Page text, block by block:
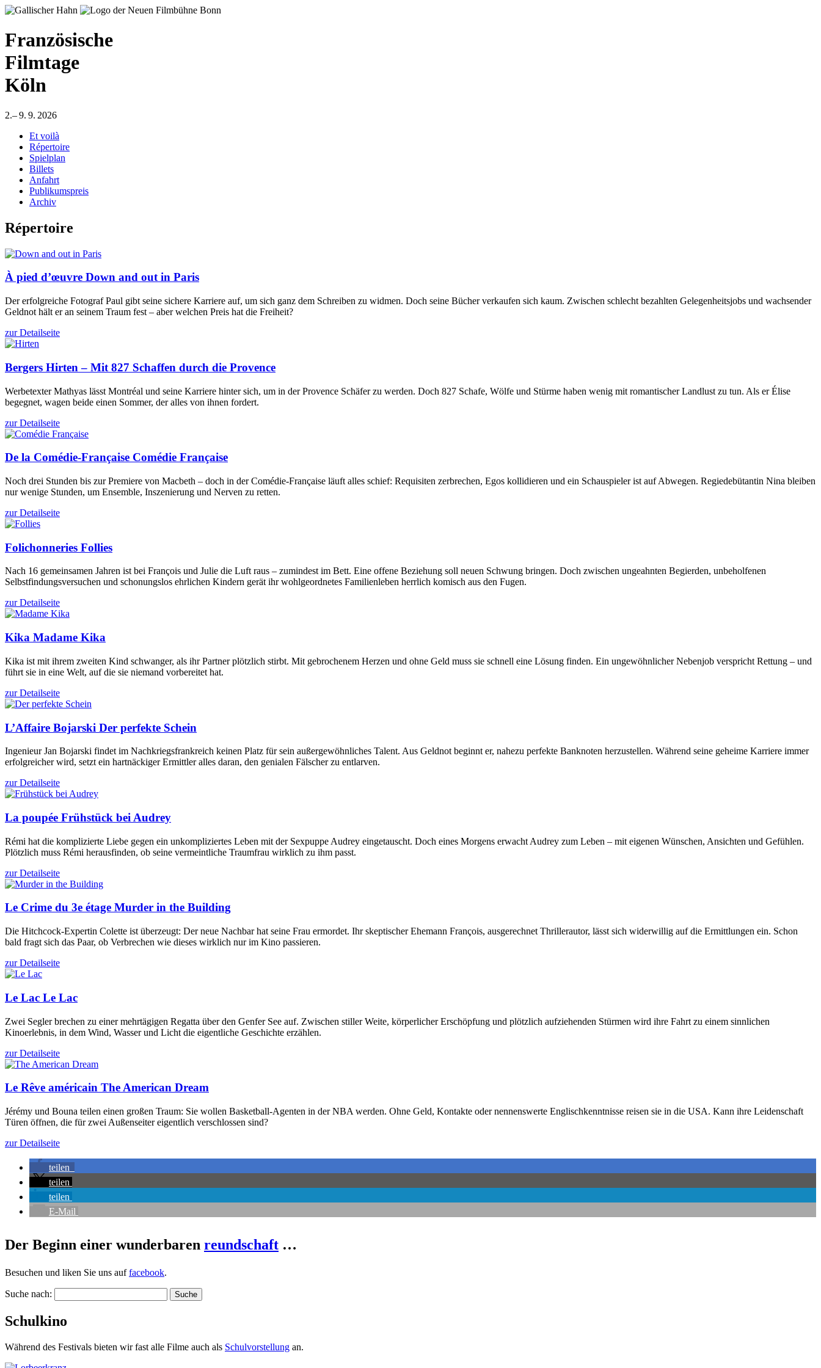
Französische
Filmtage
Köln
2.– 9. 9. 2026
Et voilà
Répertoire
Spielplan
Billets
Anfahrt
Publikumspreis
Archiv
Répertoire
À pied d’œuvre Down and out in Paris
Der erfolgreiche Fotograf Paul gibt seine sichere Karriere auf, um sich ganz dem Schreiben zu widmen. Doch seine Bücher verkaufen sich kaum. Zwischen schlecht bezahlten Gelegenheitsjobs und wachsender
Geldnot hält er an seinem Traum fest – aber welchen Preis hat die Freiheit?
zur Detailseite
Bergers Hirten – Mit 827 Schaffen durch die Provence
Werbetexter Mathyas lässt Montréal und seine Karriere hinter sich, um in der Provence Schäfer zu werden. Doch 827 Schafe, Wölfe und Stürme haben wenig mit romantischer Landlust zu tun. Als er Élise
begegnet, wagen beide einen Sommer, der alles von ihnen fordert.
zur Detailseite
De la Comédie-Française Comédie Française
Noch drei Stunden bis zur Premiere von Macbeth – doch in der Comédie-Française läuft alles schief: Requisiten zerbrechen, Egos kollidieren und ein Schauspieler ist auf Abwegen. Regiedebütantin Nina bleiben
nur wenige Stunden, um Ensemble, Inszenierung und Nerven zu retten.
zur Detailseite
Folichonneries Follies
Nach 16 gemeinsamen Jahren ist bei François und Julie die Luft raus – zumindest im Bett. Eine offene Beziehung soll neuen Schwung bringen. Doch zwischen ungeahnten Begierden, unbeholfenen
Selbstfindungsversuchen und schonungslos ehrlichen Kindern gerät ihr wohlgeordnetes Familienleben herrlich komisch aus den Fugen.
zur Detailseite
Kika Madame Kika
Kika ist mit ihrem zweiten Kind schwanger, als ihr Partner plötzlich stirbt. Mit gebrochenem Herzen und ohne Geld muss sie schnell eine Lösung finden. Ein ungewöhnlicher Nebenjob verspricht Rettung – und
führt sie in eine Welt, auf die sie niemand vorbereitet hat.
zur Detailseite
L’Affaire Bojarski Der perfekte Schein
Ingenieur Jan Bojarski findet im Nachkriegsfrankreich keinen Platz für sein außergewöhnliches Talent. Aus Geldnot beginnt er, nahezu perfekte Banknoten herzustellen. Während seine geheime Karriere immer
erfolgreicher wird, setzt ein hartnäckiger Ermittler alles daran, den genialen Fälscher zu entlarven.
zur Detailseite
La poupée Frühstück bei Audrey
Rémi hat die komplizierte Liebe gegen ein unkompliziertes Leben mit der Sexpuppe Audrey eingetauscht. Doch eines Morgens erwacht Audrey zum Leben – mit eigenen Wünschen, Ansichten und Gefühlen.
Plötzlich muss Rémi herausfinden, ob seine vermeintliche Traumfrau wirklich zu ihm passt.
zur Detailseite
Le Crime du 3e étage Murder in the Building
Die Hitchcock-Expertin Colette ist überzeugt: Der neue Nachbar hat seine Frau ermordet. Ihr skeptischer Ehemann François, ausgerechnet Thrillerautor, lässt sich widerwillig auf die Ermittlungen ein. Schon
bald fragt sich das Paar, ob Verbrechen wie dieses wirklich nur im Kino passieren.
zur Detailseite
Le Lac Le Lac
Zwei Segler brechen zu einer mehrtägigen Regatta über den Genfer See auf. Zwischen stiller Weite, körperlicher Erschöpfung und plötzlich aufziehenden Stürmen wird ihre Fahrt zu einem sinnlichen
Kinoerlebnis, in dem Wind, Wasser und Licht die eigentliche Geschichte erzählen.
zur Detailseite
Le Rêve américain The American Dream
Jérémy und Bouna teilen einen großen Traum: Sie wollen Basketball-Agenten in der NBA werden. Ohne Geld, Kontakte oder nennenswerte Englischkenntnisse reisen sie in die USA. Kann ihre Leidenschaft
Türen öffnen, die für zwei Außenseiter eigentlich verschlossen sind?
zur Detailseite
teilen
teilen
teilen
E-Mail
Der Beginn einer wunderbaren reundschaft …
Besuchen und liken Sie uns auffacebook.
Suche nach:
Schulkino
Während des Festivals bieten wir fast alle Filme auch als Schul­vor­stellung an.